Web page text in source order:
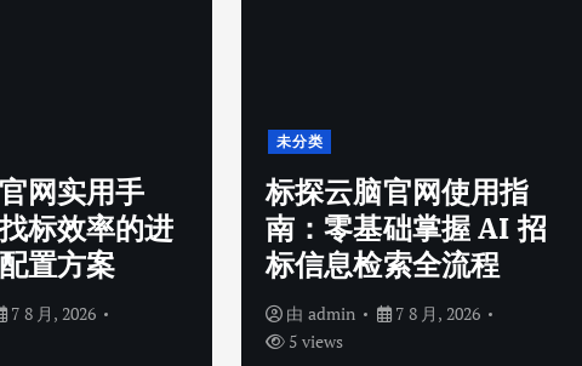
网实用手
标效率的进
置方案
7 8 月, 2026
未分类
标探云脑官网使用指
南：零基础掌握 AI 招
标信息检索全流程
由 admin
7 8 月, 2026
5 views